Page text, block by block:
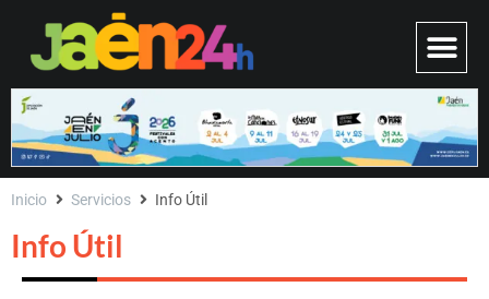
Info Útil
Inicio Servicios Info Útil